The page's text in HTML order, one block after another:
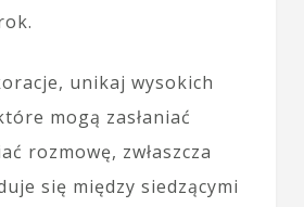
unikaj wysokich
mogą zasłaniać
rozmowę, zwłaszcza
się między siedzącymi